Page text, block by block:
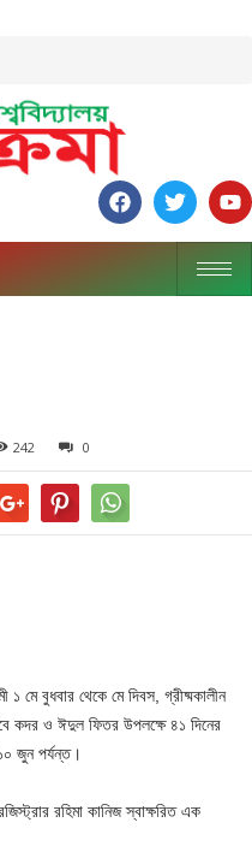
242 0
১ মে বুধবার থেকে মে দিবস, গ্রীষ্মকালীন
কদর ও ঈদুল ফিতর উপলক্ষে ৪১ দিনের
জুন পর্যন্ত।
রহিমা কানিজ স্বাক্ষরিত এক